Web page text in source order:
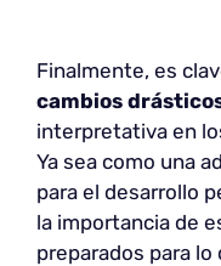
Finalmente, es
cambios
interpretativa en
Ya sea como una
para el desarrollo
la importancia de
preparados para